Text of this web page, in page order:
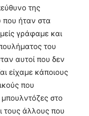
της
που ήταν στα
γράφαμε και
του
αυτοί που δεν
είχαμε κάποιους
που
μπουλντόζες στο
τους άλλους που